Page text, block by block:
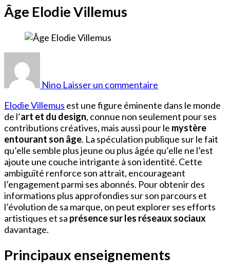
Âge Elodie Villemus
Nino Laisser un commentaire
Villemus
Elodie Villemus est une figure éminente dans le monde
de l’art et du design, connue non seulement pour ses
contributions créatives, mais aussi pour le mystère
entourant son âge. La spéculation publique sur le fait
qu’elle semble plus jeune ou plus âgée qu’elle ne l’est
ajoute une couche intrigante à son identité. Cette
ambiguïté renforce son attrait, encourageant
l’engagement parmi ses abonnés. Pour obtenir des
informations plus approfondies sur son parcours et
l’évolution de sa marque, on peut explorer ses efforts
artistiques et sa présence sur les réseaux sociaux
davantage.
Principaux enseignements